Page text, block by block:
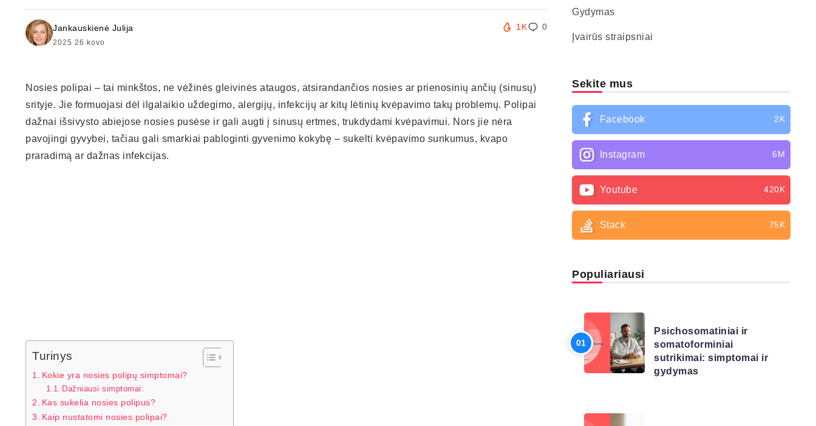
Jankauskienė Julija
2025 26 kovo
1K 0
Nosies polipai – tai minkštos, ne vėžinės gleivinės ataugos, atsirandančios nosies ar prienosinių ančių (sinusų)
srityje. Jie formuojasi dėl ilgalaikio uždegimo, alergijų, infekcijų ar kitų lėtinių kvėpavimo takų problemų. Polipai
dažnai išsivysto abiejose nosies pusėse ir gali augti į sinusų ertmes, trukdydami kvėpavimui. Nors jie nėra
pavojingi gyvybei, tačiau gali smarkiai pabloginti gyvenimo kokybę – sukelti kvėpavimo sunkumus, kvapo
praradimą ar dažnas infekcijas.
Turinys
Kokie yra nosies polipų simptomai?
Dažniausi simptomai:
Kas sukelia nosies polipus?
Kaip nustatomi nosies polipai?
Gydymas
Įvairūs straipsniai
Sekite mus
Facebook 2K
Instagram 6M
Youtube 420K
Stack 75K
Populiariausi
Psichosomatiniai ir
somatoforminiai
sutrikimai: simptomai ir
gydymas